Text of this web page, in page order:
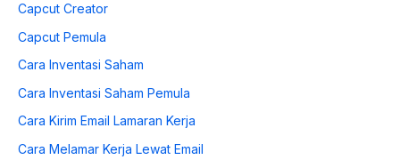
Capcut Creator
Capcut Pemula
Cara Inventasi Saham
Cara Inventasi Saham Pemula
Cara Kirim Email Lamaran Kerja
Cara Melamar Kerja Lewat Email